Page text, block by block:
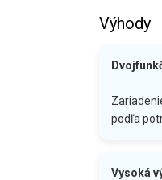
Výhody
podľa
Vysoká